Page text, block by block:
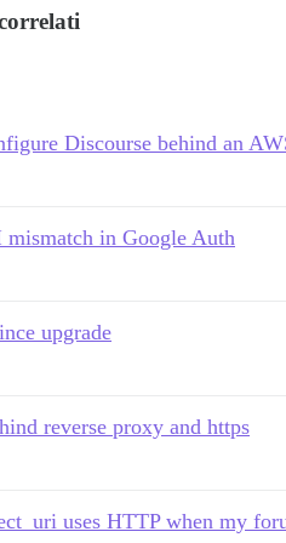
Discourse behind an
mismatch in Google Auth
upgrade
reverse proxy and https
uses HTTP when my